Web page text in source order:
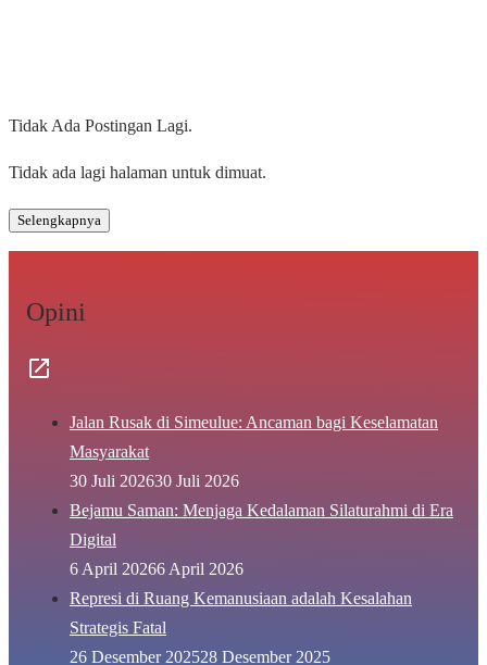
Tidak Ada Postingan Lagi.
Tidak ada lagi halaman untuk dimuat.
Selengkapnya
Opini
Jalan Rusak di Simeulue: Ancaman bagi Keselamatan
Masyarakat
30 Juli 202630 Juli 2026
Bejamu Saman: Menjaga Kedalaman Silaturahmi di Era
Digital
6 April 20266 April 2026
Represi di Ruang Kemanusiaan adalah Kesalahan
Strategis Fatal
26 Desember 202528 Desember 2025